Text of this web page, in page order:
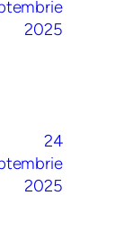
2025
24
2025